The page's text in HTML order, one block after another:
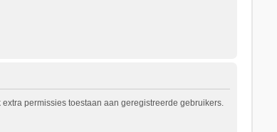
permissies toestaan aan geregistreerde gebruikers.